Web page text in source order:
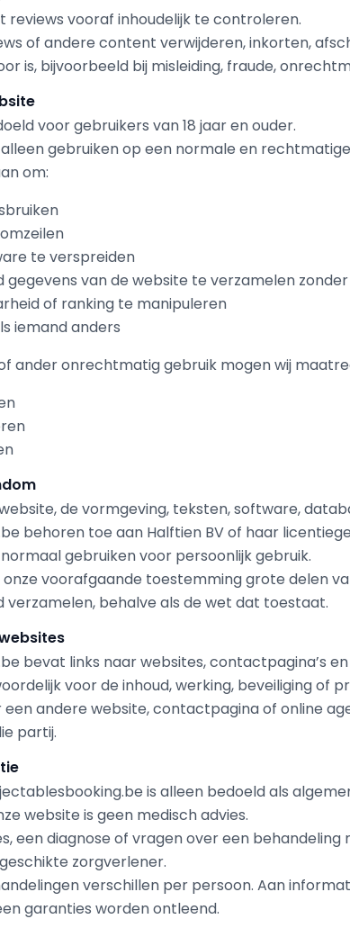
reviews vooraf inhoudelijk te controleren.
of andere content verwijderen, inkorten,
is, bijvoorbeeld bij misleiding, fraude,
voor gebruikers van 18 jaar en ouder.
gebruiken op een normale en
om:
te verspreiden
van de website te verzamelen
of ranking te manipuleren
iemand anders
ander onrechtmatig gebruik mogen wij
de vormgeving, teksten, software,
behoren toe aan Halftien BV of haar
gebruiken voor persoonlijk gebruik.
voorafgaande toestemming grote delen
behalve als de wet dat toestaat.
bevat links naar websites, contactpagina’s en
voor de inhoud, werking, beveiliging of
een andere website, contactpagina of online
partij.
is alleen bedoeld als
website is geen medisch advies.
een diagnose of vragen over een
zorgverlener.
verschillen per persoon. Aan
garanties worden ontleend.